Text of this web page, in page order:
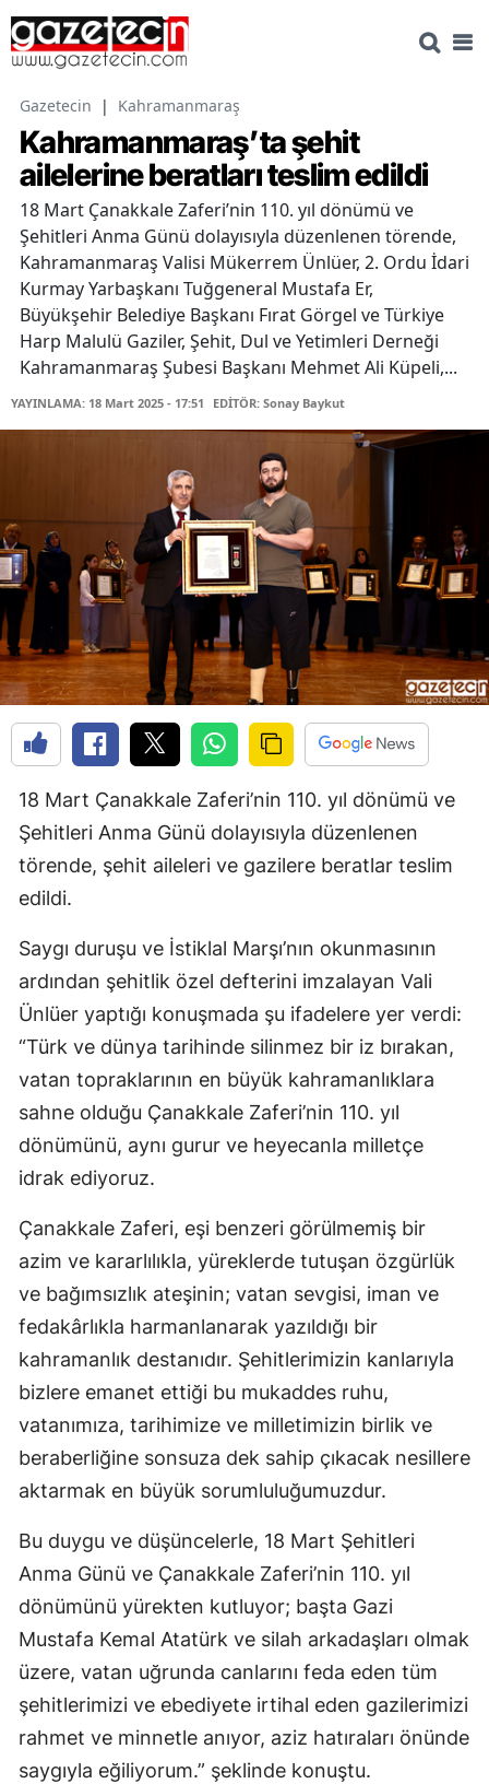
Gazetecin | Kahramanmaraş
Kahramanmaraş’ta şehit
ailelerine beratları teslim edildi
18 Mart Çanakkale Zaferi’nin 110. yıl dönümü ve
Şehitleri Anma Günü dolayısıyla düzenlenen törende,
Kahramanmaraş Valisi Mükerrem Ünlüer, 2. Ordu İdari
Kurmay Yarbaşkanı Tuğgeneral Mustafa Er,
Büyükşehir Belediye Başkanı Fırat Görgel ve Türkiye
Harp Malulü Gaziler, Şehit, Dul ve Yetimleri Derneği
Kahramanmaraş Şubesi Başkanı Mehmet Ali Küpeli,...
YAYINLAMA: 18 Mart 2025 - 17:51 EDİTÖR: Sonay Baykut
18 Mart Çanakkale Zaferi’nin 110. yıl dönümü ve
Şehitleri Anma Günü dolayısıyla düzenlenen
törende, şehit aileleri ve gazilere beratlar teslim
edildi.
Saygı duruşu ve İstiklal Marşı’nın okunmasının
ardından şehitlik özel defterini imzalayan Vali
Ünlüer yaptığı konuşmada şu ifadelere yer verdi:
“Türk ve dünya tarihinde silinmez bir iz bırakan,
vatan topraklarının en büyük kahramanlıklara
sahne olduğu Çanakkale Zaferi’nin 110. yıl
dönümünü, aynı gurur ve heyecanla milletçe
idrak ediyoruz.
Çanakkale Zaferi, eşi benzeri görülmemiş bir
azim ve kararlılıkla, yüreklerde tutuşan özgürlük
ve bağımsızlık ateşinin; vatan sevgisi, iman ve
fedakârlıkla harmanlanarak yazıldığı bir
kahramanlık destanıdır. Şehitlerimizin kanlarıyla
bizlere emanet ettiği bu mukaddes ruhu,
vatanımıza, tarihimize ve milletimizin birlik ve
beraberliğine sonsuza dek sahip çıkacak nesillere
aktarmak en büyük sorumluluğumuzdur.
Bu duygu ve düşüncelerle, 18 Mart Şehitleri
Anma Günü ve Çanakkale Zaferi’nin 110. yıl
dönümünü yürekten kutluyor; başta Gazi
Mustafa Kemal Atatürk ve silah arkadaşları olmak
üzere, vatan uğrunda canlarını feda eden tüm
şehitlerimizi ve ebediyete irtihal eden gazilerimizi
rahmet ve minnetle anıyor, aziz hatıraları önünde
saygıyla eğiliyorum.” şeklinde konuştu.